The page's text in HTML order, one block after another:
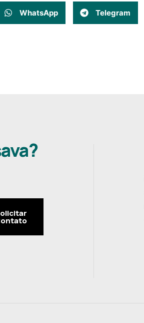
WhatsApp Telegram